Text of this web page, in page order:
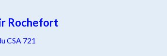
Rochefort
CSA 721